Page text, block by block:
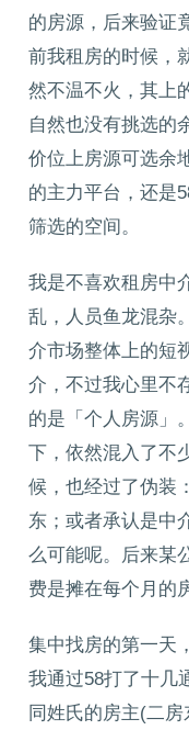
的房源，后来验证
前我租房的时候，
然不温不火，其上
自然也没有挑选的
价位上房源可选余
的主力平台，还是
筛选的空间。
我是不喜欢租房中
乱，人员鱼龙混杂
介市场整体上的短
介，不过我心里不
的是「个人房源」
下，依然混入了不
候，也经过了伪装
东；或者承认是
么可能呢。后来某
费是摊在每个月的
集中找房的第一天
我通过58打了十几
同姓氏的房主(二房